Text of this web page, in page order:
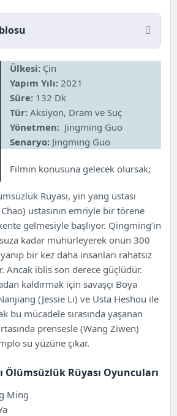
Ölümsüzlük Rüyası Filmi
ve Oyuncuları
Ölümsüzlük Rüyası
Ülkesi: Çin
Yapım Yılı: 2021
Süre: 132 Dk
Tür: Aksiyon, Dram ve Suç
Yönetmen: Jingming Guo
Senaryo: Jingming Guo
Filmin konusuna gelecek olursak;
Rüyası, yin yang ustası
ustasının emriyle bir törene
gelmesiyle başlıyor. Qingming’in
kadar mühürleyerek onun 300
bir kez daha insanları rahatsız
Ancak iblis son derece güçlüdür.
kaldırmak için savaşçı Boya
(Jessie Li) ve Usta Heshou ile
bu mücadele sırasında yaşanan
prensesle (Wang Ziwen)
su yüzüne çıkar.
Ölümsüzlük Rüyası Oyuncuları
Ming